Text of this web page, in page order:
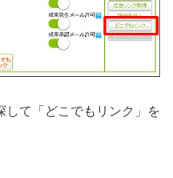
して「どこでもリンク」を